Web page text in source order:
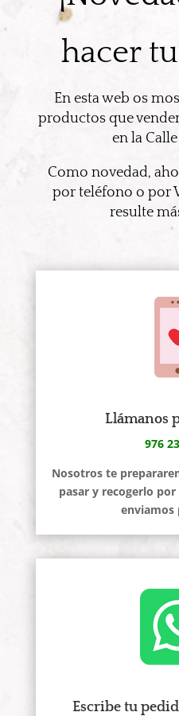
hacer
En esta web os
productos que
en la
Como novedad,
por teléfono o por
resulte
Llámanos
976
Nosotros te
pasar y recogerlo
enviamos
Escribe tu